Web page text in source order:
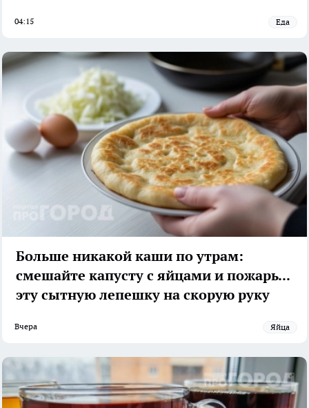
04:15 Еда
Больше никакой каши по утрам:
смешайте капусту с яйцами и пожарьте
эту сытную лепешку на скорую руку
Вчера яйца